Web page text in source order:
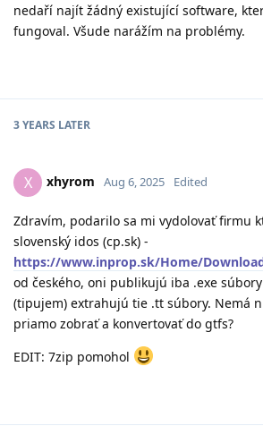
nedaří najít žádný existující software,
fungoval. Všude narážím na problémy.
3 YEARS LATER
X xhyrom Aug 6, 2025 Edited
Zdravím, podarilo sa mi vydolovať firmu
slovenský idos (cp.sk) -
https://www.inprop.sk/Home/
od českého, oni publikujú iba .exe
(tipujem) extrahujú tie .tt súbory. Nemá
priamo zobrať a konvertovať do gtfs?
EDIT: 7zip pomohol